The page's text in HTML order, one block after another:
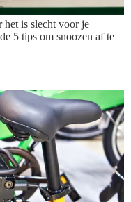
het is slecht voor je
5 tips om snoozen af te